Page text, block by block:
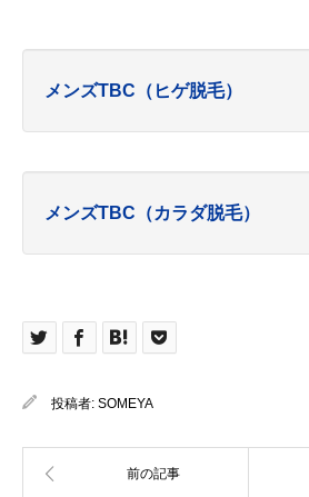
メンズTBC（ヒゲ脱毛）
メンズTBC（カラダ脱毛）
投稿者: SOMEYA